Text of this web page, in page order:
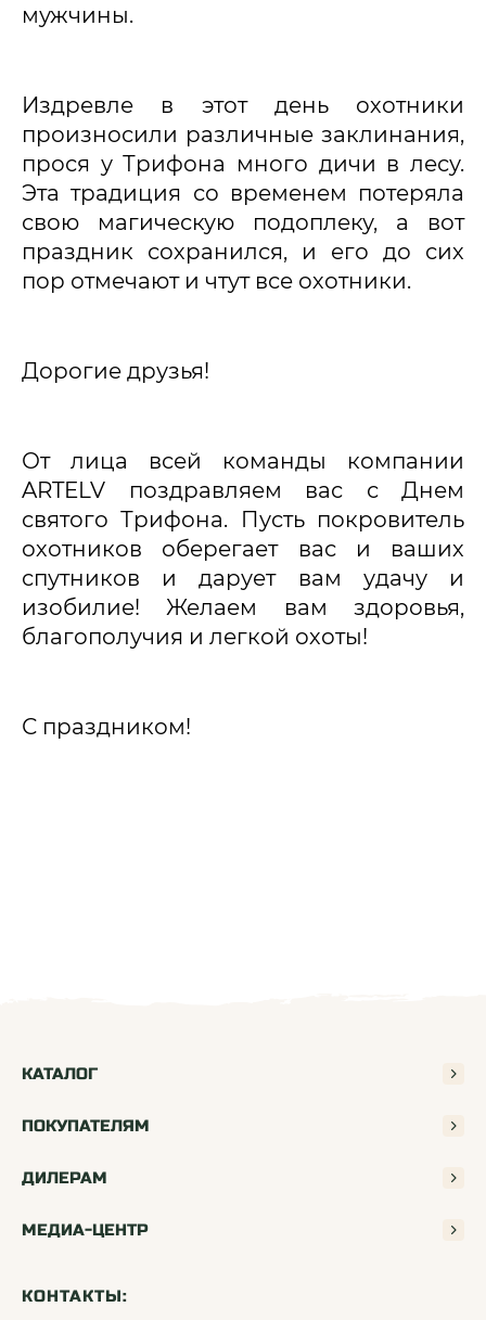
мужчины.
Издревле в этот день охотники
произносили различные заклинания,
прося у Трифона много дичи в лесу.
Эта традиция со временем потеряла
свою магическую подоплеку, а вот
праздник сохранился, и его до сих
пор отмечают и чтут все охотники.
Дорогие друзья!
От лица всей команды компании
ARTELV поздравляем вас с Днем
святого Трифона. Пусть покровитель
охотников оберегает вас и ваших
спутников и дарует вам удачу и
изобилие! Желаем вам здоровья,
благополучия и легкой охоты!
С праздником!
КАТАЛОГ
ПОКУПАТЕЛЯМ
ДИЛЕРАМ
МЕДИА-ЦЕНТР
КОНТАКТЫ: